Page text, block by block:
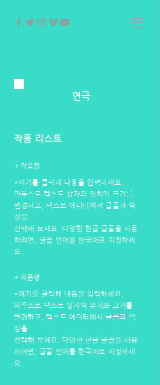
연극
작품 리스트
+ 작품명
*여기를 클릭해 내용을 입력하세요.
마우스로 텍스트 상자의 위치와 크기를
변경하고, 텍스트 에디터에서 글꼴과 색
상을
선택해 보세요. 다양한 한글 글꼴을 사용
하려면, 글꼴 언어를 한국어로 지정하세
요.
+ 작품명
*여기를 클릭해 내용을 입력하세요.
마우스로 텍스트 상자의 위치와 크기를
변경하고, 텍스트 에디터에서 글꼴과 색
상을
선택해 보세요. 다양한 한글 글꼴을 사용
하려면, 글꼴 언어를 한국어로 지정하세
요.